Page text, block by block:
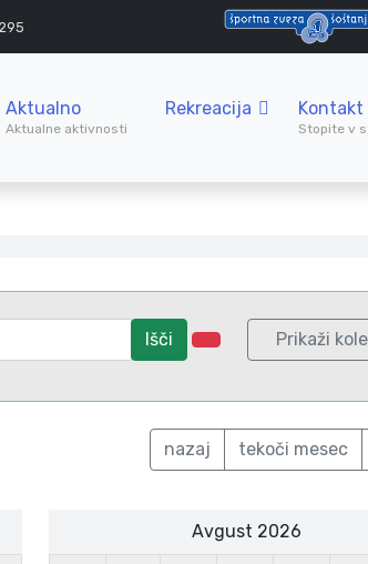
Aktualno
Aktualne aktivnosti
Rekreacija Kontakt
Stopite v
Išči Prikaži
nazaj tekoči mesec
Avgust 2026